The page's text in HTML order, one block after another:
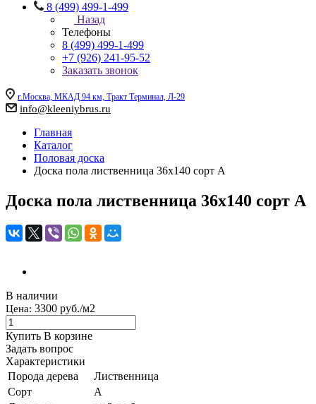
8 (499) 499-1-499
Назад
Телефоны
8 (499) 499-1-499
+7 (926) 241-95-52
Заказать звонок
г.Москва, МКАД 94 км, Тракт Терминал, Л-29
info@kleeniybrus.ru
Главная
Каталог
Половая доска
Доска пола лиственница 36x140 сорт А
Доска пола лиственница 36x140 сорт А
В наличии
Цена: 3300 руб./м2
Купить В корзине
Задать вопрос
Характеристики
Порода дерева
Лиственница
Сорт
А